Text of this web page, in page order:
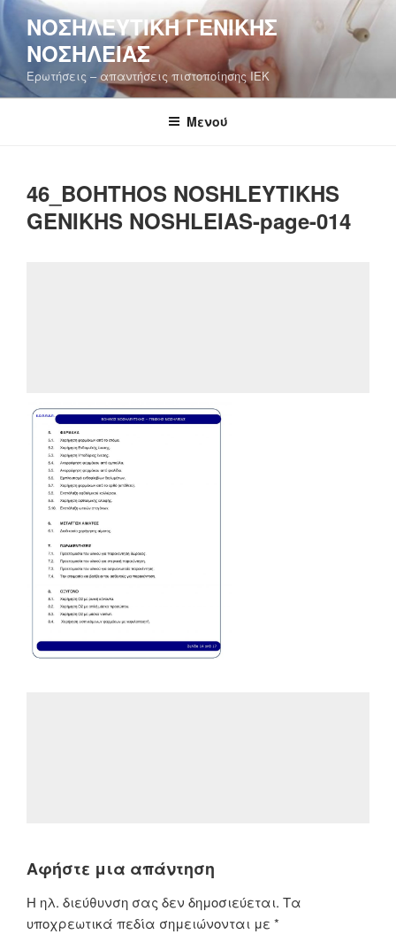
Μετάβαση
στο
περιεχόμενο
ΝΟΣΗΛΕΥΤΙΚΉ ΓΕΝΙΚΉΣ
ΝΟΣΗΛΕΊΑΣ
Ερωτήσεις – απαντήσεις πιστοποίησης ΙΕΚ
Μενού
46_BOHTHOS NOSHLEYTIKHS
GENIKHS NOSHLEIAS-page-014
Αφήστε μια απάντηση
Η ηλ. διεύθυνση σας δεν δημοσιεύεται. Τα
υποχρεωτικά πεδία σημειώνονται με *